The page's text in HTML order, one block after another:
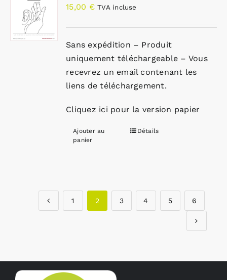
15,00 € TVA incluse
Sans expédition – Produit
uniquement téléchargeable – Vous
recevrez un email contenant les
liens de téléchargement.
Cliquez ici pour la version papier
Ajouter au
panier
Détails
1 2 3 4 5 6